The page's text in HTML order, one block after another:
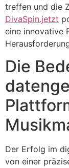
treffen und die
DivaSpin.jetzt
eine innovative
Die
Der Erfolg im
von einer